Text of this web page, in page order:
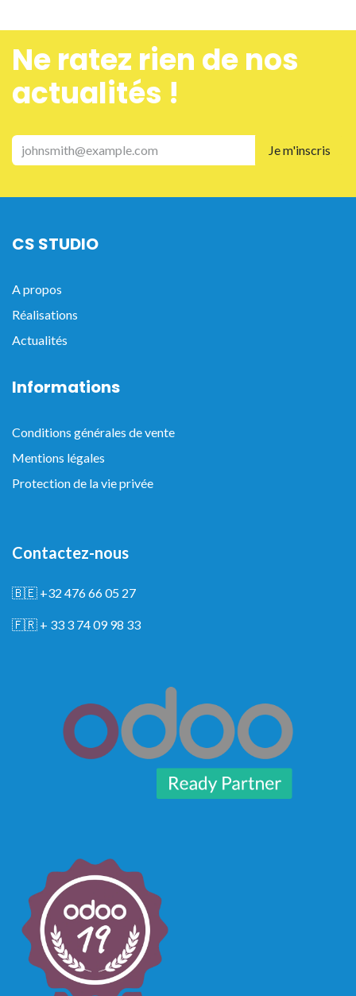
Ne ra​tez rien de nos
actualités !
Je m'inscris
CS STUDIO
A propos
Réalisations
Actualités
Informations
Conditions générales de vente
Mentions légales
Protection de la vie privée
Contactez-nous
🇧🇪 +32 476 66 05 27
🇫🇷 + 33 3 74 09 98 33